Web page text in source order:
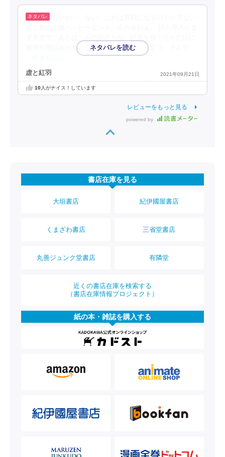
無理矢理詰めたかのような扱いの雑さが目立つ。そんで
虚と紅羽 2021年09月21日
10人がナイス！しています
レビューをもっと見る
powered by
書店在庫を見る
大垣書店 紀伊國屋書店
くまざわ書店 三省堂書店
丸善ジュンク堂書店 有隣堂
近くの書店在庫を検索する
（書店在庫情報プロジェクト）
紙の本・雑誌を購入する